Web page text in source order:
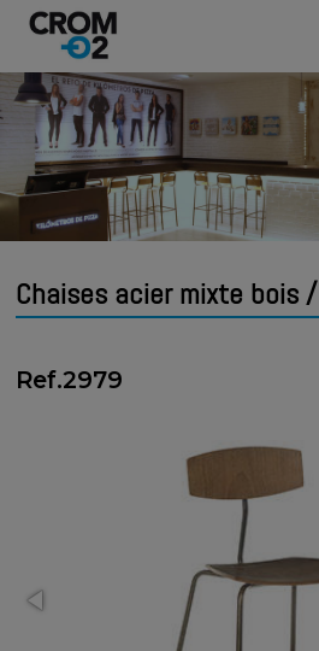
Chaises acier mixte bois /
Ref.2979